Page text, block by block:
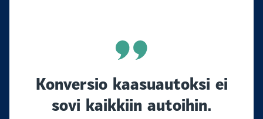
Konversio kaasuautoksi ei
sovi kaikkiin autoihin.